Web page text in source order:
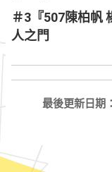
＃3『507陳柏帆
人之門
最後更新日期：